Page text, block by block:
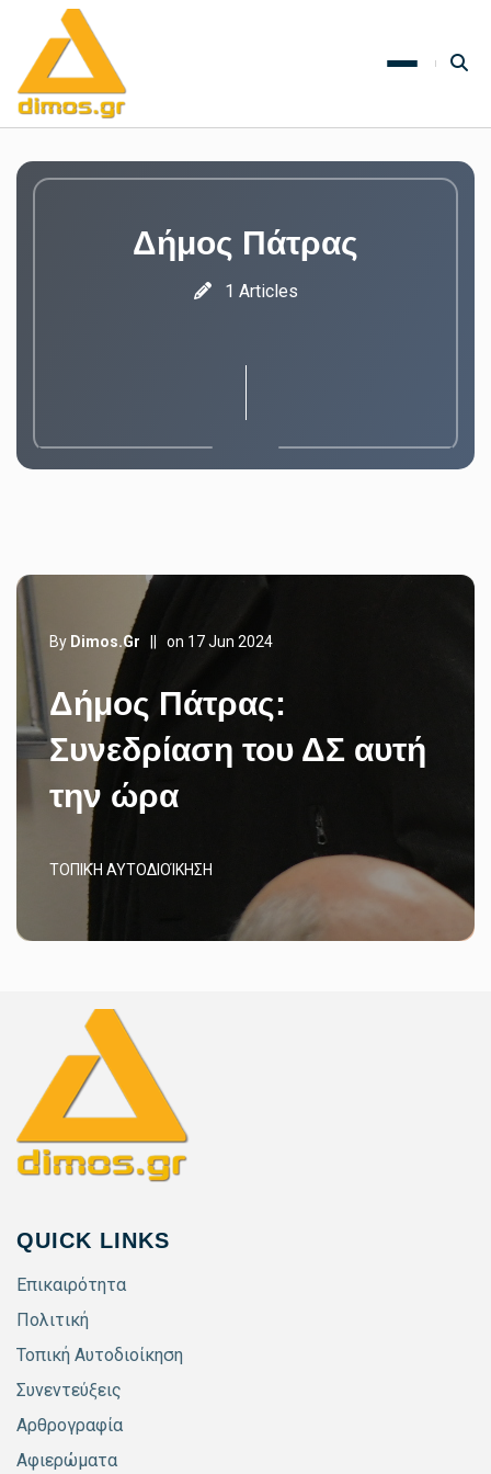
Δήμος Πάτρας
1 Articles
By Dimos.gr on 17 Jun 2024
Δήμος Πάτρας:
Συνεδρίαση του ΔΣ αυτή
την ώρα
ΤΟΠΙΚΉ ΑΥΤΟΔΙΟΊΚΗΣΗ
QUICK LINKS
Επικαιρότητα
Πολιτική
Τοπική Αυτοδιοίκηση
Συνεντεύξεις
Αρθρογραφία
Αφιερώματα